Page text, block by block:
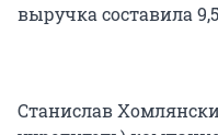
выручка составила
Станислав